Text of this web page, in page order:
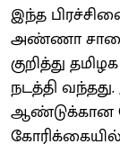
இந்த
அண்ணா
குறித்து
நடத்தி
ஆண்டுக்கான